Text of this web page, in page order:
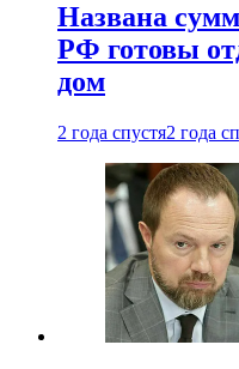
Названа
РФ готовы
дом
2 года спустя2 года